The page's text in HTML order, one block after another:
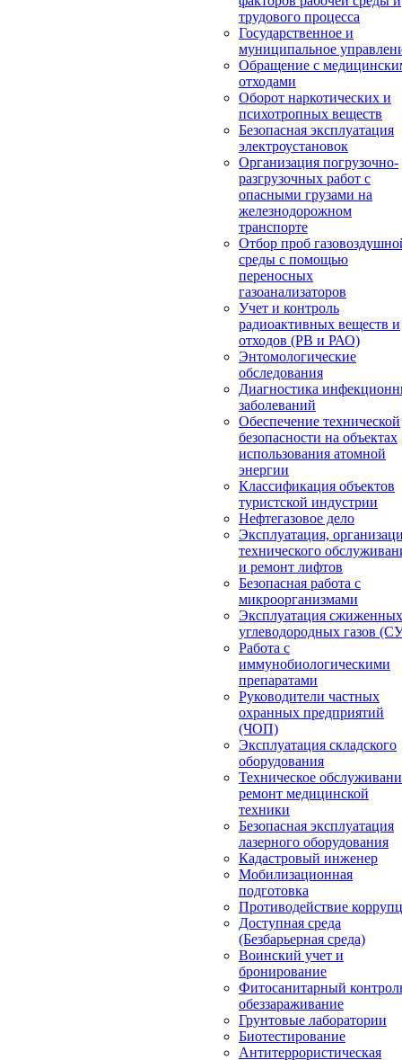
трудового процесса
Государственное и
муниципальное
Обращение с
отходами
Оборот наркотических и
психотропных веществ
Безопасная эксплуатация
электроустановок
Организация погрузочно-
разгрузочных работ с
опасными грузами на
железнодорожном
транспорте
Отбор проб
среды с помощью
переносных
газоанализаторов
Учет и контроль
радиоактивных веществ и
отходов (РВ и РАО)
Энтомологические
обследования
Диагностика
заболеваний
Обеспечение технической
безопасности на объектах
использования атомной
энергии
Классификация объектов
туристской индустрии
Нефтегазовое дело
Эксплуатация,
технического
и ремонт лифтов
Безопасная работа с
микроорганизмами
Эксплуатация сжиженных
углеводородных газов
Работа с
иммунобиологическими
препаратами
Руководители частных
охранных предприятий
(ЧОП)
Эксплуатация складского
оборудования
Техническое
ремонт медицинской
техники
Безопасная эксплуатация
лазерного оборудования
Кадастровый инженер
Мобилизационная
подготовка
Противодействие
Доступная среда
(Безбарьерная среда)
Воинский учет и
бронирование
Фитосанитарный
обеззараживание
Грунтовые лаборатории
Биотестирование
Антитеррористическая